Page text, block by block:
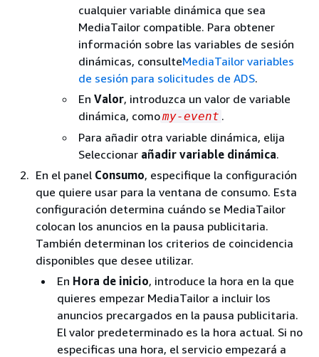
cualquier variable dinámica que sea
MediaTailor compatible. Para obtener
información sobre las variables de sesión
dinámicas, consulteMediaTailor variables
de sesión para solicitudes de ADS.
En Valor, introduzca un valor de variable
dinámica, comomy-event .
Para añadir otra variable dinámica, elija
Seleccionar añadir variable dinámica.
En el panel Consumo, especifique la configuración
que quiere usar para la ventana de consumo. Esta
configuración determina cuándo se MediaTailor
colocan los anuncios en la pausa publicitaria.
También determinan los criterios de coincidencia
disponibles que desee utilizar.
En Hora de inicio, introduce la hora en la que
quieres empezar MediaTailor a incluir los
anuncios precargados en la pausa publicitaria.
El valor predeterminado es la hora actual. Si no
especificas una hora, el servicio empezará a